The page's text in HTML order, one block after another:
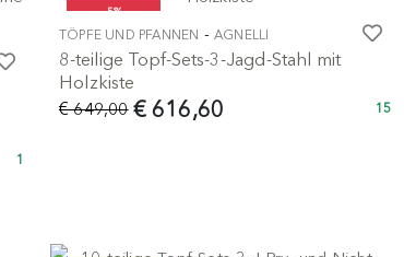
1
-5%
TÖPFE UND PFANNEN -AGNELLI
8-teilige Topf-Sets-3-Jagd-Stahl mit
Holzkiste
€ 616,60
€ 649,00 15